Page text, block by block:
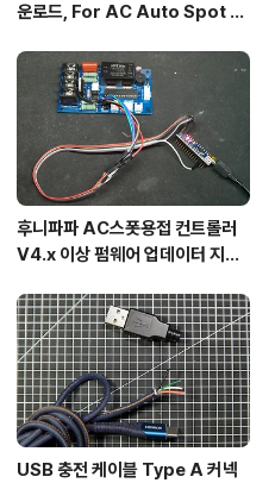
운로드, For AC Auto Spot W
ad by 후니파파
후니파파 AC스폿용접 컨트롤러
V4.x 이상 펌웨어 업데이터 지그
USB 충전 케이블 Type A 커넥